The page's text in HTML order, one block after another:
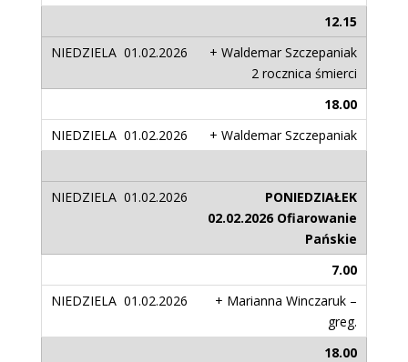
12.15
+ Waldemar Szczepaniak
2 rocznica śmierci
18.00
+ Waldemar Szczepaniak
PONIEDZIAŁEK
02.02.2026 Ofiarowanie
Pańskie
7.00
+ Marianna Winczaruk –
greg.
18.00